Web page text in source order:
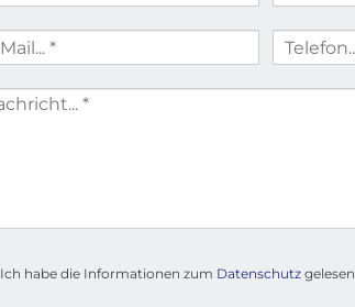
Ich habe die Informationen zum Datenschutz